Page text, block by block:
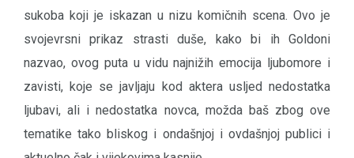
sukoba koji je iskazan u nizu komičnih scena. Ovo je
svojevrsni prikaz strasti duše, kako bi ih Goldoni
nazvao, ovog puta u vidu najnižih emocija ljubomore i
zavisti, koje se javljaju kod aktera usljed nedostatka
ljubavi, ali i nedostatka novca, možda baš zbog ove
tematike tako bliskog i ondašnjoj i ovdašnjoj publici i